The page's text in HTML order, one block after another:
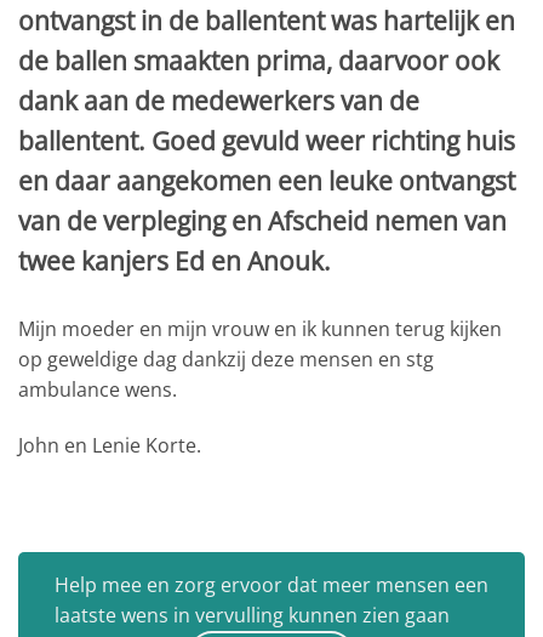
ontvangst in de ballentent was hartelijk en
de ballen smaakten prima, daarvoor ook
dank aan de medewerkers van de
ballentent. Goed gevuld weer richting huis
en daar aangekomen een leuke ontvangst
van de verpleging en Afscheid nemen van
twee kanjers Ed en Anouk.
Mijn moeder en mijn vrouw en ik kunnen terug kijken
op geweldige dag dankzij deze mensen en stg
ambulance wens.
John en Lenie Korte.
Help mee en zorg ervoor dat meer mensen een
laatste wens in vervulling kunnen zien gaan